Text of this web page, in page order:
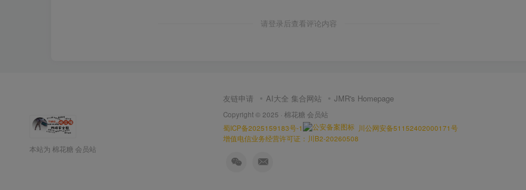
请登录后查看评论内容
本站为 棉花糖 会员站
友链申请 AI大全 集合网站 JMR's Homepage
Copyright © 2025 · 棉花糖 会员站
蜀ICP备2025159183号-1
川公网安备51152402000171号
增值电信业务经营许可证：川B2-20260508